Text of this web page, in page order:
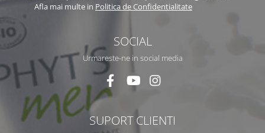
Afla mai multe in Politica de Confidentialitate
SOCIAL
Urmareste-ne in social media
SUPORT CLIENTI